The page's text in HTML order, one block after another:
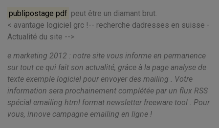
publipostage pdf peut être un diamant brut.
< avantage logiciel grc !-- recherche dadresses en suisse -
Actualité du site -->
e marketing 2012 : notre site vous informe en permanence
sur tout ce qui fait son actualité, grâce à la page analyse de
texte exemple logiciel pour envoyer des mailing . Votre
information sera prochainement complétée par un flux RSS
spécial emailing html format newsletter freeware tool . Pour
vous, innove campagne emailing en ligne !